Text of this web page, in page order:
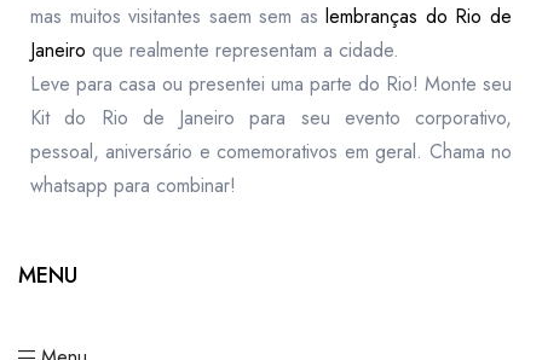
mas muitos visitantes saem sem aslembranças do Rio de
Janeiro que realmente representam a cidade.
Leve para casa ou presentei uma parte do Rio! Monte seu
Kit do Rio de Janeiro para seu evento corporativo,
pessoal, aniversário e comemorativos em geral. Chama no
whatsapp para combinar!
MENU